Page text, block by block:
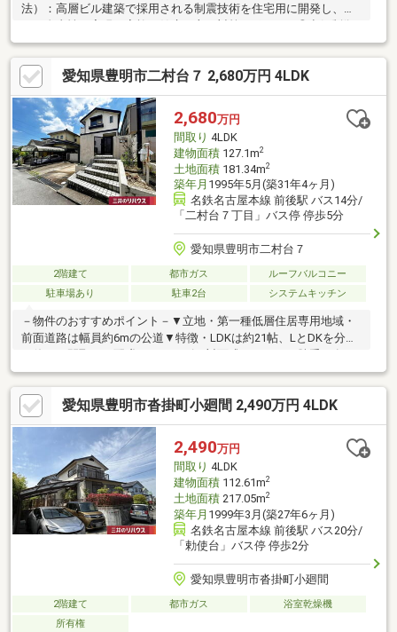
法）：高層ビル建築で採用される制震技術を住宅用に開発し、強
技術：PM2.5はもちろん、PM0.5も対策ＨＥＰＡフィルター搭載。
花粉や黄砂だけでなく、できるだけ外気の汚れを取り込まないよ
う配慮しています。家計簿を守る対策その１⇒ポイント◎家まる
ごと断熱：家全体を高性能断熱材で包み込みながら、地熱は上手
に活用する断熱技術（空調効率を高めます）。温度変化の少ない
地熱を利用し冷暖房の負担を減らす。家計簿を守る対策その２⇒
ポイント◎きれいで長持ち、光触媒タイル外壁：「キラテッ
ク」。
愛知県豊明市二村台７ 2,680万円 4LDK
2,680万円
間取り 4LDK
建物面積127.1m2
土地面積181.34m2
築年月 1995年5月(築31年4ヶ月)
名鉄名古屋本線 前後駅 バス14分/
「二村台７丁目」バス停 停歩5分
愛知県豊明市二村台７
2階建て 都市ガス
ルーフバルコニー
駐車場あり
駐車2台 システムキッチン
－物件のおすすめポイント－▼立地・第一種低層住居専用地域・
前面道路は幅員約6mの公道▼特徴・LDKは約21帖、LとDKを分け
足を伸ばしてくつろげる和室を配置・南側洋室約6帖にロフト有・
主寝室は約10帖の広さ、WIC付・各階に洗面台・トイレ有・2階各
洋室に南向きバルコニーを設置・駐車スペース2台分有(車種によ
る)▼周辺環境・皿池公園 徒歩4分(約250m)・二村台小学校 徒歩8
分(約640m)■ ご希望の住まい探しをお手伝いします
━━━━━・・・物件の詳細・ご相談はお気軽にお問い合わせく
ださい。
愛知県豊明市沓掛町小廻間 2,490万円 4LDK
2,490万円
間取り 4LDK
建物面積112.61m2
土地面積217.05m2
築年月 1999年3月(築27年6ヶ月)
名鉄名古屋本線 前後駅 バス20分/
「勅使台」バス停 停歩2分
愛知県豊明市沓掛町小廻間
2階建て 都市ガス
浴室乾燥機
所有権